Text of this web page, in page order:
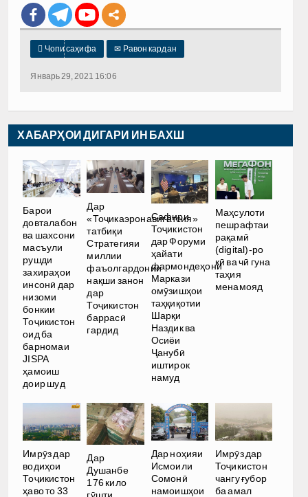
 Чопи саҳифа ✉ Равон кардан
Январь 29, 2021 16:06
ХАБАРҲОИ ДИГАРИ ИН БАХШ
Барои
довталабон
ва шахсони
масъули
рушди
захираҳои
инсонӣ дар
низоми
бонкии
Тоҷикистон
оид ба
барномаи
JISPA
ҳамоиш
доир шуд
Дар
«Тоҷикаэронавигатсия»
татбиқи
Стратегияи
миллии
фаъолгардонии
нақши занон
дар
Тоҷикистон
баррасӣ
гардид
Сафири
Тоҷикистон
дар Форуми
ҳайати
фармондеҳони
Маркази
омӯзишҳои
таҳқиқотии
Шарқи
Наздик ва
Осиёи
Ҷанубӣ
иштирок
намуд
Маҳсулоти
пешрафтаи
рақамӣ
(digital)-ро
кӣ ва чӣ гуна
таҳия
менамояд
Имрӯз дар
водиҳои
Тоҷикистон
ҳаво то 33
Дар
Душанбе
176 кило
Дар ноҳияи
Исмоили
Сомонӣ
намоишҳои
Имрӯз дар
Тоҷикистон
чангу ғубор
ба амал